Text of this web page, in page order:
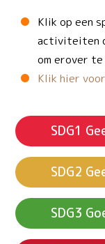
Klik op een
activiteiten
om erover
Klik hier